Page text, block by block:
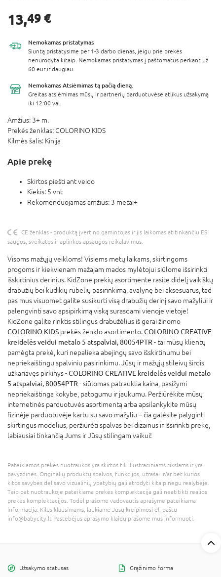
13,49 €
Nemokamas pristatymas
Siuntą pristatysime per 1-3 darbo dienas, jeigu prie prekės
nenurodyta kitaip. Nemokamas pristatymas į paštomatus perkant už
60 eur ir daugiau.
Nemokamas Atsiėmimas tą pačią dieną.
Greitas atsiėmimas mūsų ir partnerių parduotuvėse atlikus užsakymą
iki 12:00 val.
Amžius: 3+ m.
Prekės ženklas: COLORINO KIDS
Kilmės šalis: Kinija
Apie prekę
Skirtos piešti ant veido
Kiekis: 5 vnt
Rekomenduojamas amžius: 3 metai+
CE ženklas - produktą įvertino gamintojas ir jis laikomas atitinkančiu ES
saugos, sveikatos ir aplinkos apsaugos reikalavimus.
Visoms mažųjų veikloms! Visiems metų laikams, skirtingoms
progoms ir kiekvienam mažajam mados mylėtojui siūlome išsirinkti
išskirtinius derinius. KidZone prekių asortimente rasite didelį vaikiškų
drabužių bei kūdikių rūbelių pasirinkimą, avalynę bei aksesuarus, tad
pas mus visuomet galite susikurti visą drabužių derinį savo mažyliui ir
palengvinti savo apsipirkimą viską surasdami vienoje vietoje!
KidZone galite rinktis stilingus drabužėlius iš gerai žinomo
COLORINO KIDS prekės ženklo asortimento.COLORINO CREATIVE
kreidelės veidui metalo 5 atspalviai, 80054PTR - tai mūsų klientų
pamėgta prekė, kuri nepalieka abejingų savo išskirtinumu bei
nepriekaištingu spalviniu pasirinkimu. Jūsų ir mažųjų stileivų širdis
užkariavęs pirkinys -COLORINO CREATIVE kreidelės veidui metalo
5 atspalviai, 80054PTR - siūlomas patrauklia kaina, pasižymi
nepriekaištinga kokybe, patogumu ir jaukumu. Peržiūrėkite mūsų
internetinės parduotuvės asortimentą arba apsilankykite mūsų
fizinėje parduotuvėje kartu su savo mažyliu – čia galėsite palyginti
skirtingus modelius, peržiūrėti spalvas bei dizainus ir išsirinkti prekę,
labiausiai tinkančią Jums ir Jūsų stilingam vaikui!
Pateikiamos prekės nuotraukos yra skirtos tik iliustraciniams tikslams ir yra
pavyzdinės. Originalių produktų spalvos, funkcijos, užrašai ir/ar bet kurios
kitos savybės dėl savo vizualinių ypatybių gali atrodyti kitaip negu realybėje.
Taip pat nuotraukoje pateikiama prekės komplektacija gali neatitikti realios
prekės komplektacijos. Todėl prašome vadovautis aprašyme pateikiama
informacija. Kilus klausimams, laukiame Jūsų kreipimosi el. paštu
info@babycity.lt Pastebėjus aprašymo klaidų prašome mus informuoti.
Užsakymo statusas Grąžinimo forma